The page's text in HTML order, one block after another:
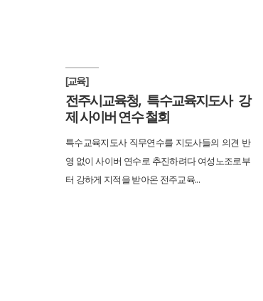
[교육]
전주시교육청, 특수교육지도사 강
제 사이버 연수 철회
특수교육지도사 직무연수를 지도사들의 의견 반
영 없이 사이버 연수로 추진하려다 여성노조로부
터 강하게 지적을 받아온 전주교육...